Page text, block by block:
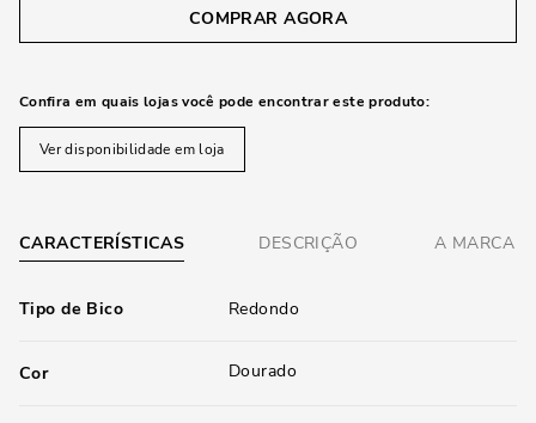
COMPRAR AGORA
Confira em quais lojas você pode encontrar este produto:
Ver disponibilidade em loja
CARACTERÍSTICAS DESCRIÇÃO A MARCA
Tipo de Bico Redondo
Cor Dourado